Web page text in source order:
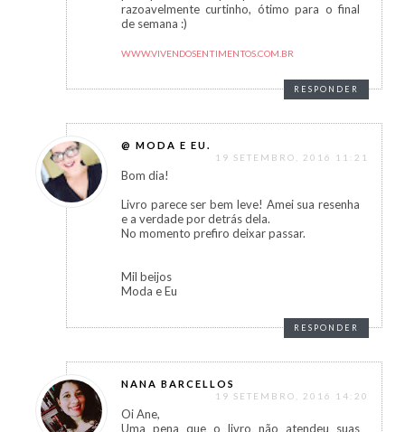
razoavelmente curtinho, ótimo para o final
de semana :)
WWW.VIVENDOSENTIMENTOS.COM.BR
RESPONDER
@ MODA E EU.
19 SETEMBRO, 2016 11:21
Bom dia!
Livro parece ser bem leve! Amei sua resenha
e a verdade por detrás dela.
No momento prefiro deixar passar.
Mil beijos
Moda e Eu
RESPONDER
NANA BARCELLOS
19 SETEMBRO, 2016 14:20
Oi Ane,
Uma pena que o livro não atendeu suas